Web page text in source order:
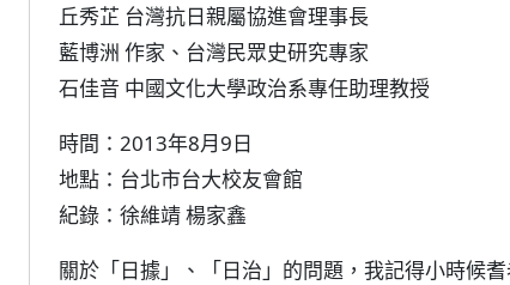
丘秀芷 台灣抗日親屬協進會理事長
藍博洲 作家、台灣民眾史研究專家
石佳音 中國文化大學政治系專任助理教授
時間：2013年8月9日
地點：台北市台大校友會館
紀錄：徐維靖 楊家鑫
關於「日據」、「日治」的問題，我記得小時候